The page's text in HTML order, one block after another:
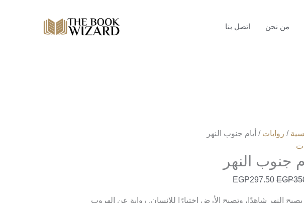
من نحن اتصل بنا
/ روايات / أيام جنوب النهر
جنوب النهر
EGP
EGP297.50
النهر شاهدًا، وتصبح الأرض اختبارًا للإنسان. رواية عن الهروب